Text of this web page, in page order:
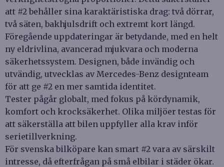
att #2 behåller sina karaktäristiska drag: två dörrar,
två säten, bakhjulsdrift och extremt kort längd.
Föregående uppdateringar är betydande, med en helt
ny eldrivlina, avancerad mjukvara och moderna
säkerhetssystem. Designen, både invändig och
utvändig, utvecklas av Mercedes-Benz designteam
för att ge #2 en mer samtida identitet.
Tester pågår globalt, med fokus på kördynamik,
komfort och krocksäkerhet. Olika miljöer testas för
att säkerställa att bilen uppfyller alla krav inför
serietillverkning.
För svenska bilköpare kan smart #2 vara av särskilt
intresse, då efterfrågan på små elbilar i städer ökar.